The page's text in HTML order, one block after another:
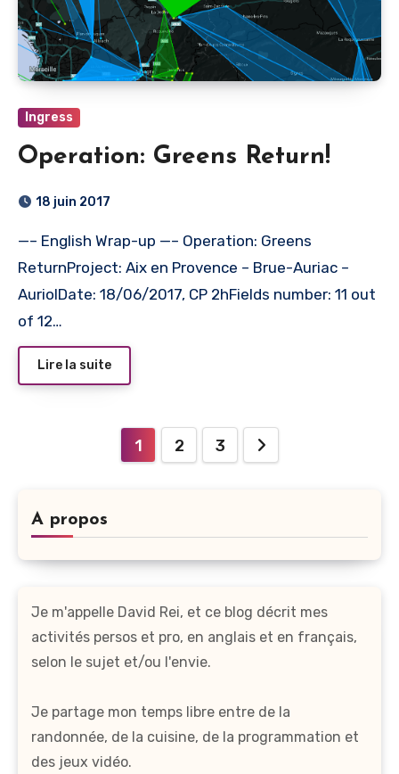
Ingress
Operation: Greens Return!
18 juin 2017
—– English Wrap-up —– Operation: Greens
ReturnProject: Aix en Provence – Brue-Auriac –
AuriolDate: 18/06/2017, CP 2hFields number: 11 out
of 12…
Lire la suite
Pagination
publications
1 2 3
A propos
Je m'appelle David Rei, et ce blog décrit mes
activités persos et pro, en anglais et en français,
selon le sujet et/ou l'envie.
Je partage mon temps libre entre de la
randonnée, de la cuisine, de la programmation et
des jeux vidéo.